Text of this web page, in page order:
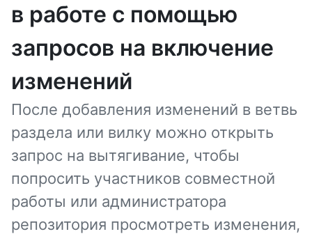
в работе с помощью
запросов на включение
изменений
После добавления изменений в ветвь
раздела или вилку можно открыть
запрос на вытягивание, чтобы
попросить участников совместной
работы или администратора
репозитория просмотреть изменения,